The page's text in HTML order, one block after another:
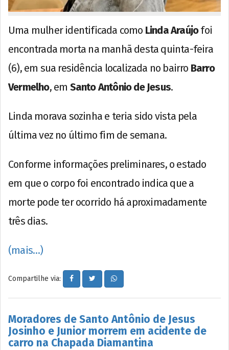
Uma mulher identificada como Linda Araújofoi
encontrada morta na manhã desta quinta-feira
(6), em sua residência localizada no bairro Barro
Vermelho, em Santo Antônio de Jesus.
Linda morava sozinha e teria sido vista pela
última vez no último fim de semana.
Conforme informações preliminares, o estado
em que o corpo foi encontrado indica que a
morte pode ter ocorrido há aproximadamente
três dias.
(mais…)
Compartilhe via:
Moradores de Santo Antônio de Jesus
Josinho e Junior morrem em acidente de
carro na Chapada Diamantina